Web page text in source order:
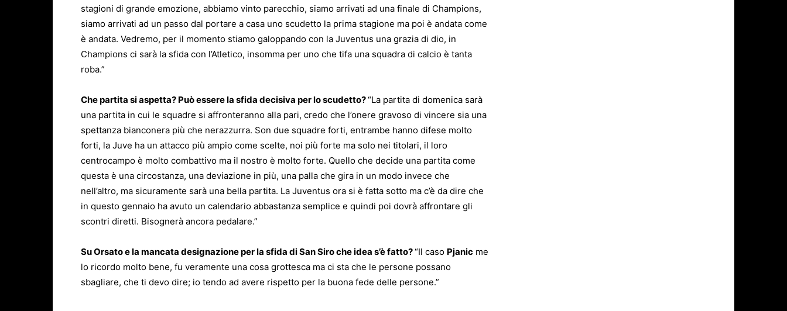
stagioni di grande emozione, abbiamo vinto parecchio, siamo arrivati ad una finale di Champions,
siamo arrivati ad un passo dal portare a casa uno scudetto la prima stagione ma poi è andata come
è andata. Vedremo, per il momento stiamo galoppando con la Juventus una grazia di dio, in
Champions ci sarà la sfida con l’Atletico, insomma per uno che tifa una squadra di calcio è tanta
roba.”
Che partita si aspetta? Può essere la sfida decisiva per lo scudetto?“La partita di domenica sarà
una partita in cui le squadre si affronteranno alla pari, credo che l’onere gravoso di vincere sia una
spettanza bianconera più che nerazzurra. Son due squadre forti, entrambe hanno difese molto
forti, la Juve ha un attacco più ampio come scelte, noi più forte ma solo nei titolari, il loro
centrocampo è molto combattivo ma il nostro è molto forte. Quello che decide una partita come
questa è una circostanza, una deviazione in più, una palla che gira in un modo invece che
nell’altro, ma sicuramente sarà una bella partita. La Juventus ora si è fatta sotto ma c’è da dire che
in questo gennaio ha avuto un calendario abbastanza semplice e quindi poi dovrà affrontare gli
scontri diretti. Bisognerà ancora pedalare.”
Su Orsato e la mancata designazione per la sfida di San Siro che idea s’è fatto?“Il caso Pjanic me
lo ricordo molto bene, fu veramente una cosa grottesca ma ci sta che le persone possano
sbagliare, che ti devo dire; io tendo ad avere rispetto per la buona fede delle persone.”